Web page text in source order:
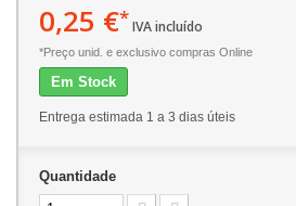
0,25 €*IVA incluído
*Preço unid. e exclusivo compras Online
Em Stock
Entrega estimada 1 a 3 dias úteis
Quantidade